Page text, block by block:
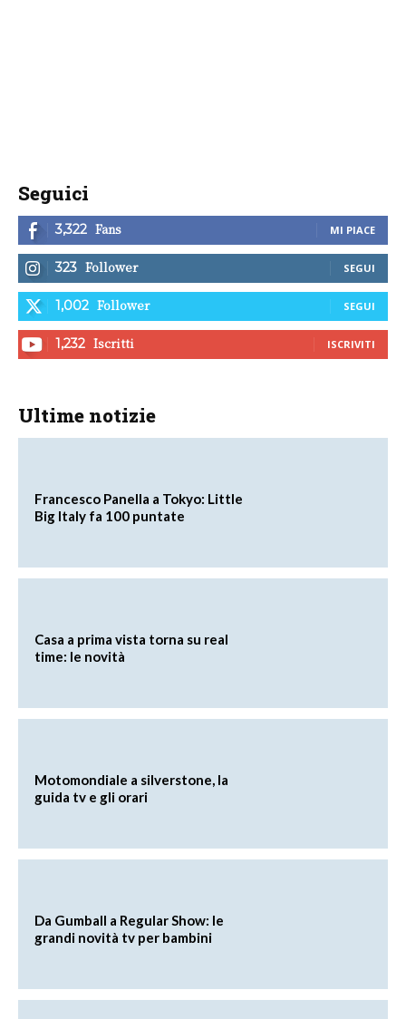
Seguici
3,322 Fans MI PIACE
323 Follower SEGUI
1,002 Follower SEGUI
1,232 Iscritti ISCRIVITI
Ultime notizie
Francesco Panella a Tokyo: Little
Big Italy fa 100 puntate
Casa a prima vista torna su real
time: le novità
Motomondiale a silverstone, la
guida tv e gli orari
Da Gumball a Regular Show: le
grandi novità tv per bambini